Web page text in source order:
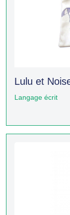
Lulu et
Langage écrit